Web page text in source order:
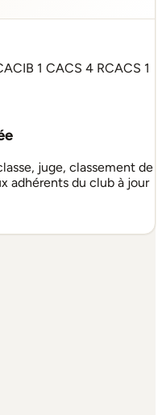
1 CACS 4 RCACS 1
juge, classement de
adhérents du club à jour